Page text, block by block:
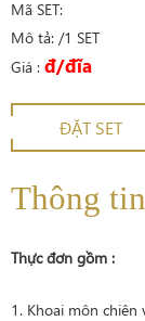
Mã SET:
Mô tả: /1 SET
Giá : đ/đĩa
ĐẶT SET
Thông
Thực đơn gồm :
1. Khoai môn